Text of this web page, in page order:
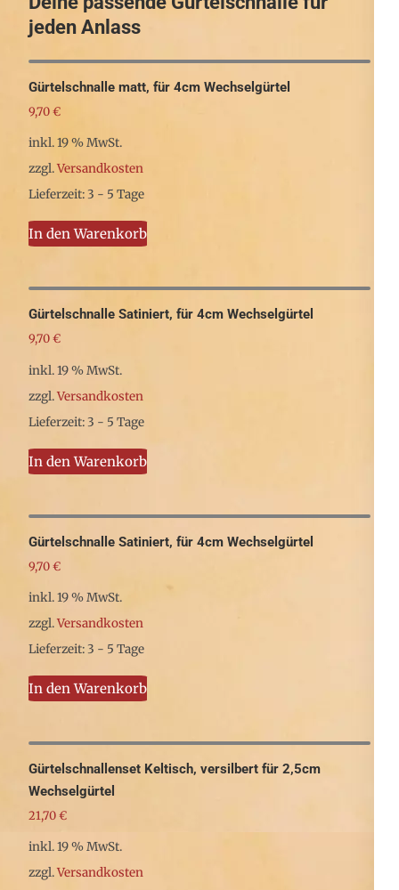
können
der
Produktseite
jeden Anlass
Gürtelschnalle matt, für 4cm Wechselgürtel
9,70€
inkl. 19 % MwSt.
zzgl.Versandkosten
Lieferzeit: 3 - 5 Tage
In den Warenkorb
Gürtelschnalle Satiniert, für 4cm Wechselgürtel
9,70€
inkl. 19 % MwSt.
zzgl.Versandkosten
Lieferzeit: 3 - 5 Tage
In den Warenkorb
Gürtelschnalle Satiniert, für 4cm Wechselgürtel
9,70€
inkl. 19 % MwSt.
zzgl.Versandkosten
Lieferzeit: 3 - 5 Tage
In den Warenkorb
Gürtelschnallenset Keltisch, versilbert für 2,5cm
Wechselgürtel
21,70€
inkl. 19 % MwSt.
zzgl.Versandkosten